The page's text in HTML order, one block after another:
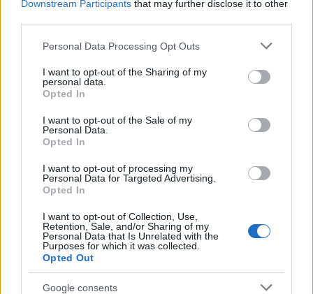
Downstream Participants that may further disclose it to other
Please note that this website/app uses one or more Google
not limited to your visit or usage behaviour. You may click to
grant or deny consent to Google and its third-party tags to
use your data for below specified purposes in below Google
consent section.
Personal Data Processing Opt Outs
I want to opt-out of the Sharing of my
personal data.
Opted In
I want to opt-out of the Sale of my
Personal Data.
Opted In
I want to opt-out of processing my
Personal Data for Targeted Advertising.
Opted In
I want to opt-out of Collection, Use,
Retention, Sale, and/or Sharing of my
Personal Data that Is Unrelated with the
Purposes for which it was collected.
Opted Out
Google consents
ahol a drónhadviselés, a folyamatos
megfigyelés, a tüzérségi dominancia és a
magas veszteségráta alapvetően
meghatározza a harctéri környezetet.
A könnyű, robotizált rakétahordozók
bevethetők városi környezetben, erdős
területeken vagy előretolt, kockázatos
pozíciókban, ahol a hagyományos páncéltörő
egységeket fokozottan fenyegetné a
tüzérségi tűz, a drónok vagy a
mesterlövészek jelenléte. A Ziesel kompakt
mérete ráadásul jobb rejtőképességet és
nagyobb manőverezhetőséget biztosít a
hasonló fegyverzetű, de nagyobb